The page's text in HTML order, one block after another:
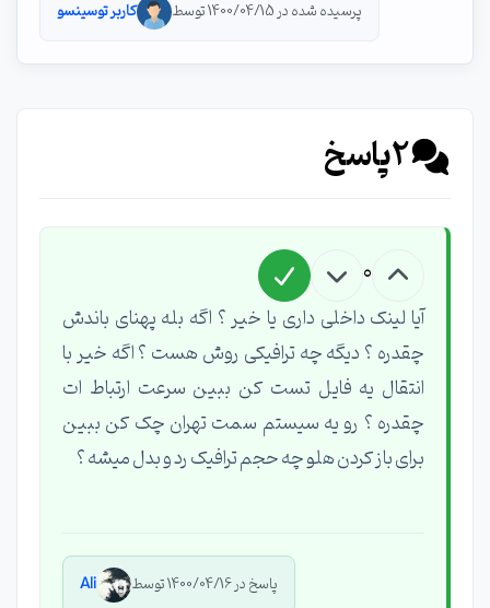
پرسیده شده در 1400/04/15 توسط کاربر توسینسو
2پاسخ
0
آیا لینک داخلی داری یا خیر ؟ اگه بله پهنای باندش
چقدره ؟ دیگه چه ترافیکی روش هست ؟ اگه خیر با
انتقال یه فایل تست کن ببین سرعت ارتباط ات
چقدره ؟ رو یه سیستم سمت تهران چک کن ببین
برای باز کردن هلو چه حجم ترافیک رد و بدل میشه ؟
پاسخ در 1400/04/16 توسط Ali